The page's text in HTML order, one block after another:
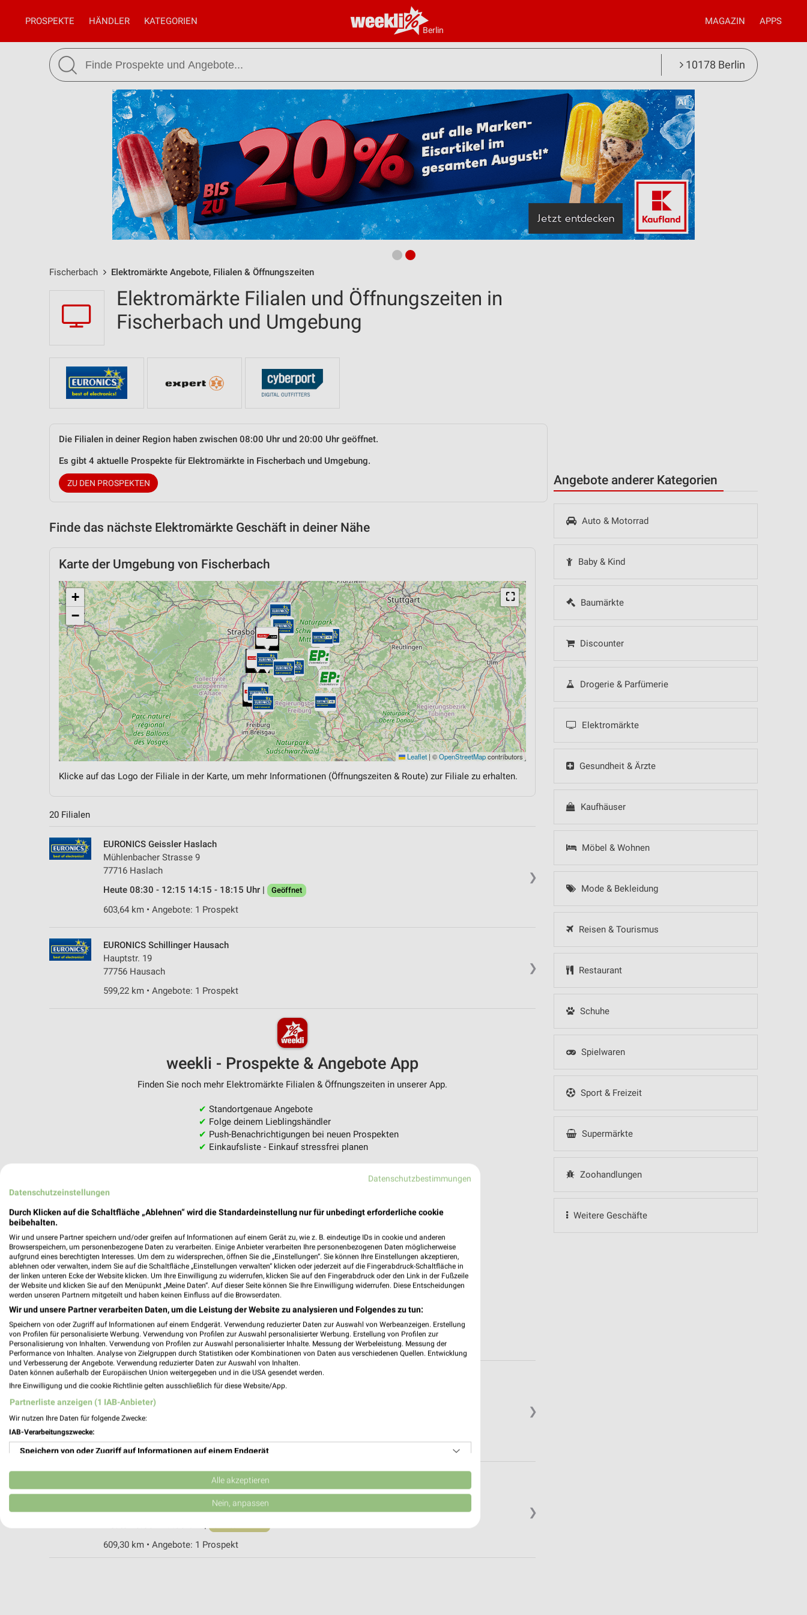
Berlin
PROSPEKTE HÄNDLER KATEGORIEN MAGAZIN APPS
10178 Berlin
Fischerbach Elektromärkte Angebote, Filialen & Öffnungszeiten
Angebote anderer Kategorien
Auto & Motorrad
Baby & Kind
Baumärkte
Discounter
Drogerie & Parfümerie
Elektromärkte
Gesundheit & Ärzte
Kaufhäuser
Möbel & Wohnen
Mode & Bekleidung
Reisen & Tourismus
Restaurant
Schuhe
Spielwaren
Sport & Freizeit
Supermärkte
Zoohandlungen
Weitere Geschäfte
Elektromärkte Filialen und Öffnungszeiten in
Fischerbach und Umgebung
Die Filialen in deiner Region haben zwischen 08:00 Uhr und 20:00 Uhr geöffnet.
Es gibt 4 aktuelle Prospekte für Elektromärkte in Fischerbach und Umgebung.
ZU DEN PROSPEKTEN
Finde das nächste Elektromärkte Geschäft in deiner Nähe
Karte der Umgebung von Fischerbach
⛶
+
−
Leaflet | ©OpenStreetMapcontributors
Klicke auf das Logo der Filiale in der Karte, um mehr Informationen (Öffnungszeiten & Route) zur Filiale zu erhalten.
20 Filialen
❯
EURONICS Geissler Haslach
Mühlenbacher Strasse 9
77716 Haslach
Heute 08:30 - 12:15 14:15 - 18:15 Uhr |
Geöffnet
603,64 km • Angebote: 1 Prospekt
❯
EURONICS Schillinger Hausach
Hauptstr. 19
77756 Hausach
599,22 km • Angebote: 1 Prospekt
weekli - Prospekte & Angebote App
Finden Sie noch mehr Elektromärkte Filialen & Öffnungszeiten in unserer App.
✔ Standortgenaue Angebote
✔ Folge deinem Lieblingshändler
✔ Push-Benachrichtigungen bei neuen Prospekten
✔ Einkaufsliste - Einkauf stressfrei planen
❯
EURONICS Billian Lahr
Reichenb. Hauptstr.70
77933 Lahr
Heute 09:00 - 12:30 14:30 - 18:00 Uhr |
606,06 km • Angebote: 1 Prospekt
❯
Im Götzmann 8
609,30 km • Angebote: 1 Prospekt
Datenschutzbestimmungen
Datenschutzeinstellungen
Durch Klicken auf die Schaltfläche „Ablehnen“ wird die Standardeinstellung nur für unbedingt erforderliche cookie
beibehalten.
Wir und unsere Partner speichern und/oder greifen auf Informationen auf einem Gerät zu, wie z. B. eindeutige IDs in cookie und anderen
Browserspeichern, um personenbezogene Daten zu verarbeiten. Einige Anbieter verarbeiten Ihre personenbezogenen Daten möglicherweise
aufgrund eines berechtigten Interesses. Um dem zu widersprechen, öffnen Sie die „Einstellungen“. Sie können Ihre Einstellungen akzeptieren,
ablehnen oder verwalten, indem Sie auf die Schaltfläche „Einstellungen verwalten“ klicken oder jederzeit auf die Fingerabdruck-Schaltfläche in
der linken unteren Ecke der Website klicken. Um Ihre Einwilligung zu widerrufen, klicken Sie auf den Fingerabdruck oder den Link in der Fußzeile
der Website und klicken Sie auf den Menüpunkt „Meine Daten“. Auf dieser Seite können Sie Ihre Einwilligung widerrufen. Diese Entscheidungen
werden unseren Partnern mitgeteilt und haben keinen Einfluss auf die Browserdaten.
Wir und unsere Partner verarbeiten Daten, um die Leistung der Website zu analysieren und Folgendes zu tun:
Speichern von oder Zugriff auf Informationen auf einem Endgerät. Verwendung reduzierter Daten zur Auswahl von Werbeanzeigen. Erstellung
von Profilen für personalisierte Werbung. Verwendung von Profilen zur Auswahl personalisierter Werbung. Erstellung von Profilen zur
Personalisierung von Inhalten. Verwendung von Profilen zur Auswahl personalisierter Inhalte. Messung der Werbeleistung. Messung der
Performance von Inhalten. Analyse von Zielgruppen durch Statistiken oder Kombinationen von Daten aus verschiedenen Quellen. Entwicklung
und Verbesserung der Angebote. Verwendung reduzierter Daten zur Auswahl von Inhalten.
Daten können außerhalb der Europäischen Union weitergegeben und in die USA gesendet werden.
Ihre Einwilligung und die cookie Richtlinie gelten ausschließlich für diese Website/App.
Partnerliste anzeigen (1 IAB-Anbieter)
Wir nutzen Ihre Daten für folgende Zwecke:
IAB-Verarbeitungszwecke:
Speichern von oder Zugriff auf Informationen auf einem Endgerät
Verwendung reduzierter Daten zur Auswahl von Werbeanzeigen
Erstellung von Profilen für personalisierte Werbung
Erstellung von Profilen zur Personalisierung von Inhalten
Alle akzeptieren
Nein, anpassen